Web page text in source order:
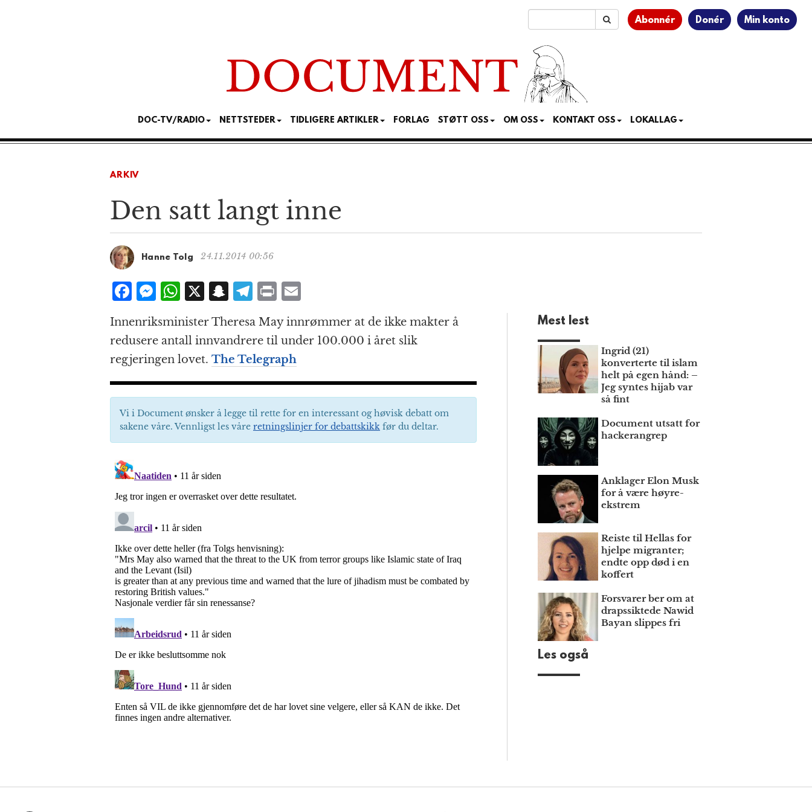
Abonnér Donér Min konto
DOC-TV/RADIO NETTSTEDER TIDLIGERE ARTIKLER FORLAG STØTT OSS OM OSS KONTAKT OSS LOKALLAG
ARKIV
Den satt langt inne
Hanne Tolg 24.11.2014 00:56
F
c
e
b
o
o
k
M
ss
e
n
g
e
r
W
h
at
s
A
p
p
X S
a
p
c
h
at
T
el
e
g
r
a
m
P
ri
n
t
ai
l
Innenriksminister Theresa May innrømmer at de ikke makter å
redusere antall innvandrere til under 100.000 i året slik
regjeringen lovet. The Telegraph
Vi i Document ønsker å legge til rette for en interessant og høvisk debatt om
sakene våre. Vennligst les våre retningslinjer for debattskikk før du deltar.
Mest lest
Ingrid (21)
konverterte til islam
helt på egen hånd: –
Jeg syntes hijab var
så fint
Document utsatt for
hackerangrep
Anklager Elon Musk
for å være høyre­
ekstrem
Reiste til Hellas for
hjelpe migranter;
endte opp død i en
koffert
Forsvarer ber om at
draps­siktede Nawid
Bayan slippes fri
Les også